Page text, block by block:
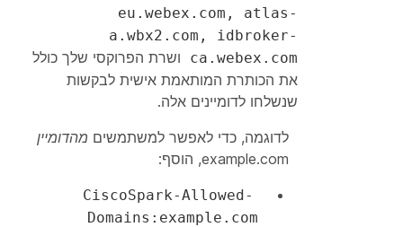
eu.webex.com, atlas-
a.wbx2.com, idbroker-
ca.webex.com
ושרת הפרוקסי שלך כולל
את הכותרת המותאמת אישית לבקשות
שנשלחו לדומיינים אלה.
לדוגמה, כדי לאפשר למשתמשים מהדומיין
example.com, הוסף:
CiscoSpark-Allowed-
Domains:example.com